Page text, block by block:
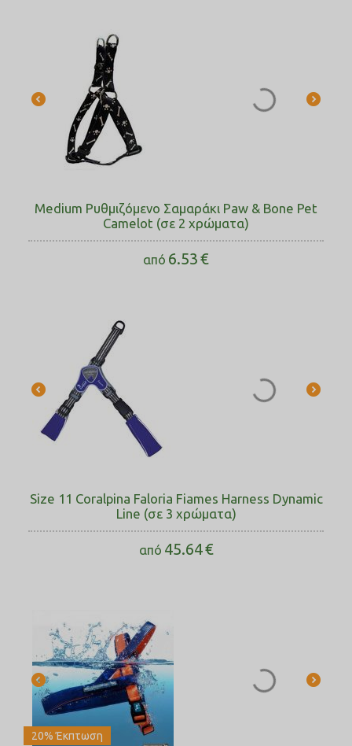
Medium Ρυθμιζόμενο Σαμαράκι Paw & Bone Pet
Camelot (σε 2 χρώματα)
από 6.53€
Size 11 Coralpina Faloria Fiames Harness Dynamic
Line (σε 3 χρώματα)
από 45.64€
20% Έκπτωση